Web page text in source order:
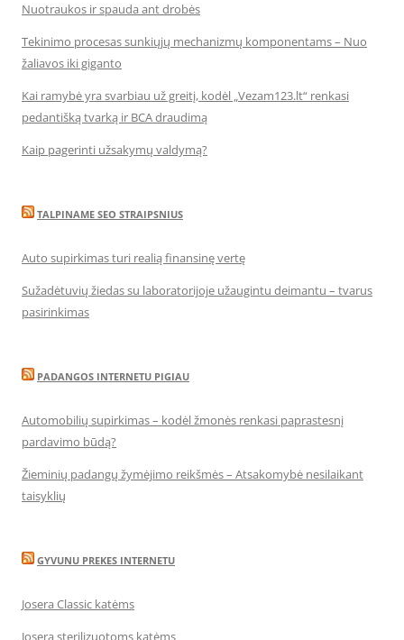
Nuotraukos ir spauda ant drobės
Tekinimo procesas sunkiųjų mechanizmų komponentams – Nuo
žaliavos iki giganto
Kai ramybė yra svarbiau už greitį, kodėl „Vezam123.lt“ renkasi
pedantišką tvarką ir BCA draudimą
Kaip pagerinti užsakymų valdymą?
TALPINAME SEO STRAIPSNIUS
Auto supirkimas turi realią finansinę vertę
Sužadėtuvių žiedas su laboratorijoje užaugintu deimantu – tvarus
pasirinkimas
PADANGOS INTERNETU PIGIAU
Automobilių supirkimas – kodėl žmonės renkasi paprastesnį
pardavimo būdą?
Žieminių padangų žymėjimo reikšmės – Atsakomybė nesilaikant
taisyklių
GYVUNU PREKES INTERNETU
Josera Classic katėms
Josera sterilizuotoms katėms